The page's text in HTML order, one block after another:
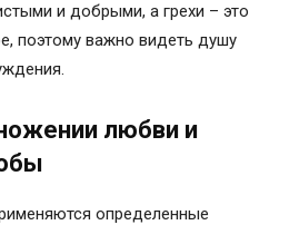
и добрыми, а грехи – это
поэтому важно видеть душу
любви и
определенные